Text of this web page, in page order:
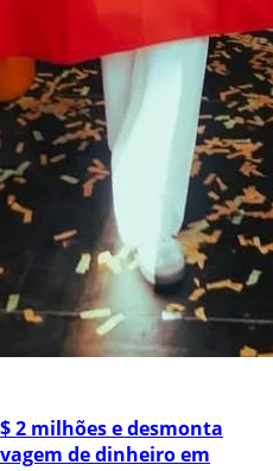
2 milhões e desmonta
de dinheiro em